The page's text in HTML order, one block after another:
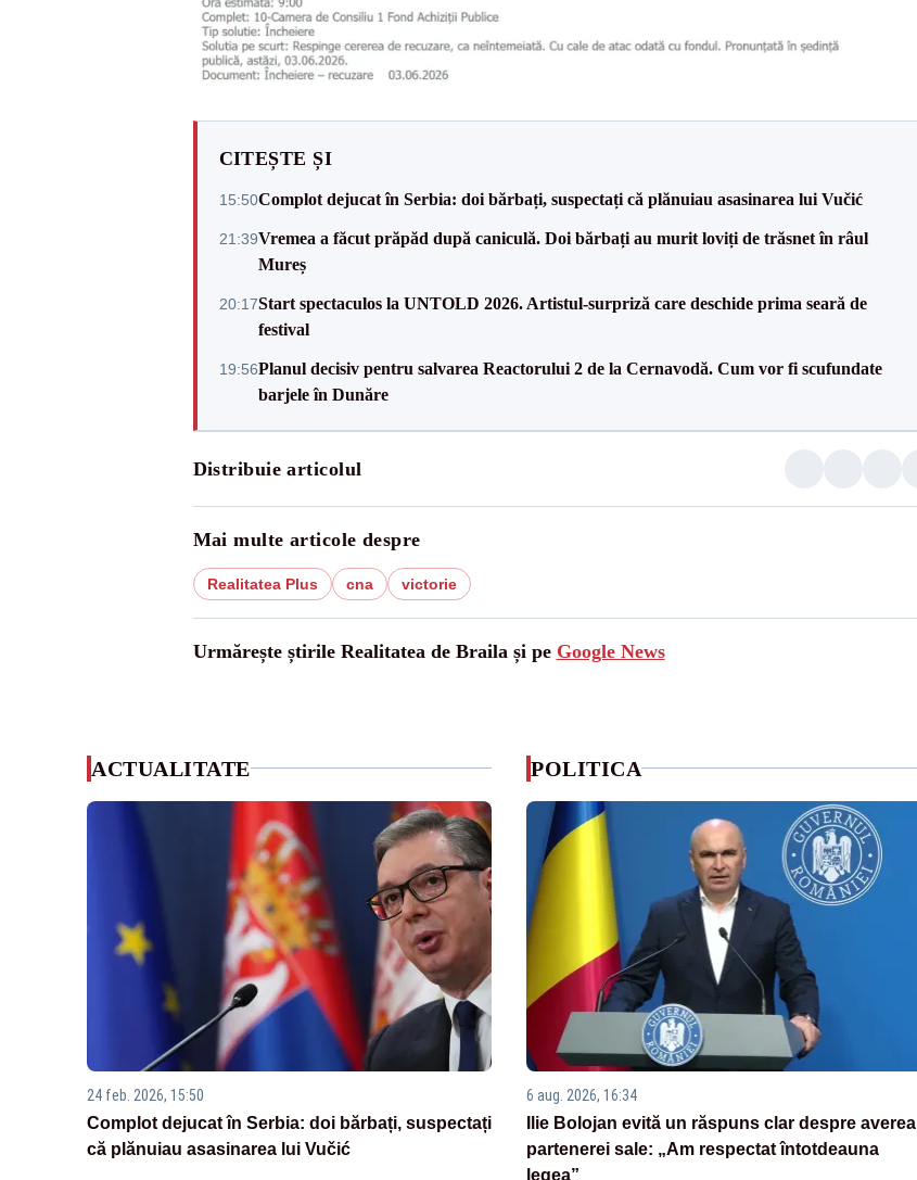
CITEȘTE ȘI
15:50Complot dejucat în Serbia: doi bărbați, suspectați că plănuiau asasinarea lui Vučić
21:39Vremea a făcut prăpăd după caniculă. Doi bărbați au murit loviți de trăsnet în râul
Mureș
20:17Start spectaculos la UNTOLD 2026. Artistul-surpriză care deschide prima seară de
festival
19:56Planul decisiv pentru salvarea Reactorului 2 de la Cernavodă. Cum vor fi scufundate
barjele în Dunăre
Distribuie articolul
Mai multe articole despre
Realitatea Plus cna victorie
Urmărește știrile Realitatea de Braila și pe Google News
ACTUALITATE
24 feb. 2026, 15:50
Complot dejucat în Serbia: doi bărbați, suspectați
că plănuiau asasinarea lui Vučić
POLITICA
6 aug. 2026, 16:34
Ilie Bolojan evită un răspuns clar despre averea
partenerei sale: „Am respectat întotdeauna
legea”